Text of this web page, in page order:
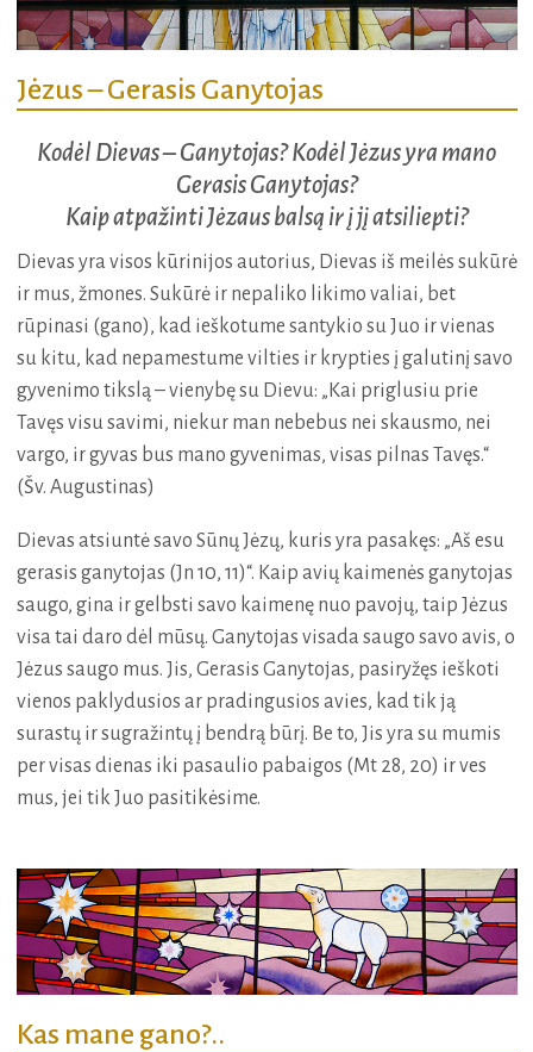
Jėzus – Gerasis Ganytojas
Kodėl Dievas – Ganytojas? Kodėl Jėzus yra mano
Gerasis Ganytojas?
Kaip atpažinti Jėzaus balsą ir į jį atsiliepti?
Dievas yra visos kūrinijos autorius, Dievas iš meilės sukūrė
ir mus, žmones. Sukūrė ir nepaliko likimo valiai, bet
rūpinasi (gano), kad ieškotume santykio su Juo ir vienas
su kitu, kad nepamestume vilties ir krypties į galutinį savo
gyvenimo tikslą – vienybę su Dievu: „Kai priglusiu prie
Tavęs visu savimi, niekur man nebebus nei skausmo, nei
vargo, ir gyvas bus mano gyvenimas, visas pilnas Tavęs.“
(Šv. Augustinas)
Dievas atsiuntė savo Sūnų Jėzų, kuris yra pasakęs: „Aš esu
gerasis ganytojas (Jn 10, 11)“. Kaip avių kaimenės ganytojas
saugo, gina ir gelbsti savo kaimenę nuo pavojų, taip Jėzus
visa tai daro dėl mūsų. Ganytojas visada saugo savo avis, o
Jėzus saugo mus. Jis, Gerasis Ganytojas, pasiryžęs ieškoti
vienos paklydusios ar pradingusios avies, kad tik ją
surastų ir sugražintų į bendrą būrį. Be to, Jis yra su mumis
per visas dienas iki pasaulio pabaigos (Mt 28, 20) ir ves
mus, jei tik Juo pasitikėsime.
Kas mane gano?..